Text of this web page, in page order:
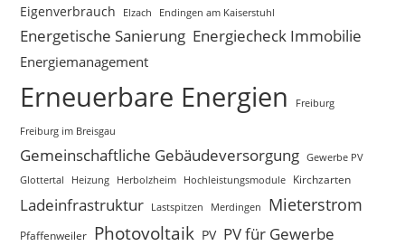
Eigenverbrauch Elzach Endingen am Kaiserstuhl
Energetische Sanierung Energiecheck Immobilie
Energiemanagement
Erneuerbare Energien Freiburg
Freiburg im Breisgau
Gemeinschaftliche Gebäudeversorgung Gewerbe PV
Glottertal
Heizung Herbolzheim Hochleistungsmodule Kirchzarten
Ladeinfrastruktur Lastspitzen Merdingen Mieterstrom
Pfaffenweiler Photovoltaik PV PV für Gewerbe